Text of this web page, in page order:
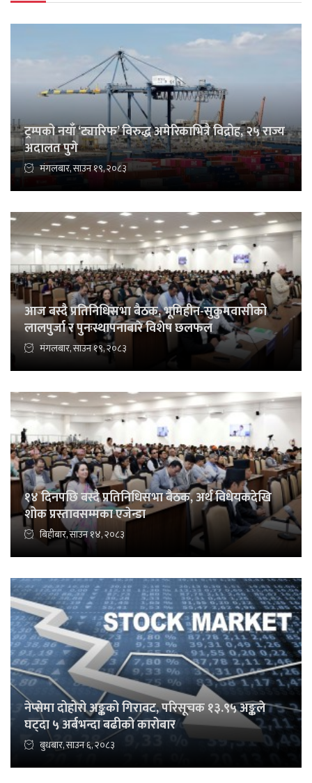
ट्रम्पको नयाँ ‘ट्यारिफ’ विरुद्ध अमेरिकाभित्रै विद्रोह, २५ राज्य
अदालत पुगे
मंगलबार, साउन १९, २०८३
आज बस्दै प्रतिनिधिसभा बैठक, भूमिहीन-सुकुमवासीको
लालपुर्जा र पुनःस्थापनाबारे विशेष छलफल
मंगलबार, साउन १९, २०८३
१४ दिनपछि बस्दै प्रतिनिधिसभा बैठक, अर्थ विधेयकदेखि
शोक प्रस्तावसम्मका एजेन्डा
बिहीबार, साउन १४, २०८३
नेप्सेमा दोहोरो अङ्कको गिरावट, परिसूचक १३.९५ अङ्कले
घट्दा ५ अर्बभन्दा बढीको कारोबार
बुधबार, साउन ६, २०८३